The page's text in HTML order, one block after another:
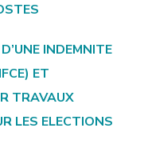
INDEMNITE
ET
TRAVAUX
LES ELECTIONS